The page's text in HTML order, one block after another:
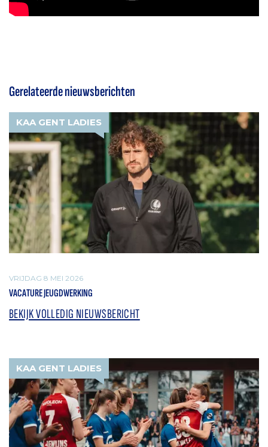
Gerelateerde nieuwsberichten
KAA GENT LADIES
VRIJDAG 8 MEI 2026
VACATURE JEUGDWERKING
BEKIJK VOLLEDIG NIEUWSBERICHT
KAA GENT LADIES